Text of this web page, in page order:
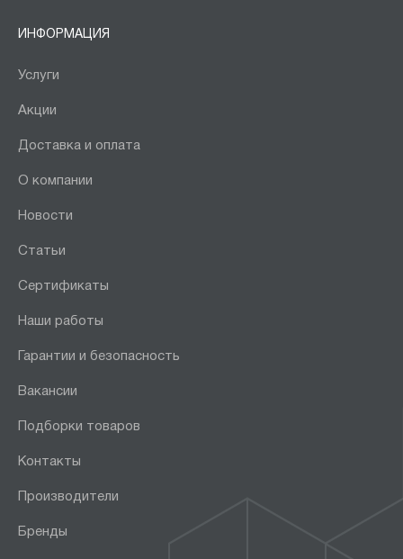
ИНФОРМАЦИЯ
Услуги
Акции
Доставка и оплата
О компании
Новости
Статьи
Сертификаты
Наши работы
Гарантии и безопасность
Вакансии
Подборки товаров
Контакты
Производители
Бренды